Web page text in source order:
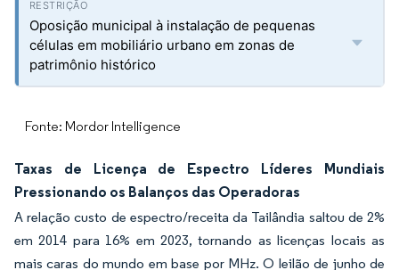
Oposição municipal à instalação de pequenas
células em mobiliário urbano em zonas de
patrimônio histórico
Fonte: Mordor Intelligence
Taxas de Licença de Espectro Líderes Mundiais
Pressionando os Balanços das Operadoras
A relação custo de espectro/receita da Tailândia saltou de 2%
em 2014 para 16% em 2023, tornando as licenças locais as
mais caras do mundo em base por MHz. O leilão de junho de